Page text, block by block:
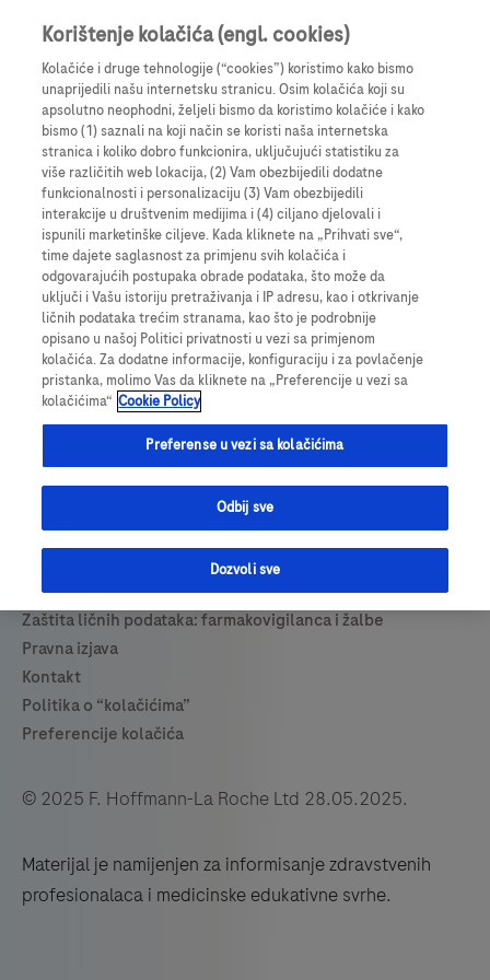
Prijavi se
Neuspjela verifikacija emaila.
Vaša email adresa nije mogla biti verifikovana.
Prijava
© 2025 F. Hoffmann-La Roche Ltd 28.05.2025.
Materijal je namijenjen za informisanje zdravstvenih
profesionalaca i medicinske edukativne svrhe.
Korištenje kolačića (engl. cookies)
Kolačiće i druge tehnologije (“cookies”) koristimo kako bismo
unaprijedili našu internetsku stranicu. Osim kolačića koji su
apsolutno neophodni, željeli bismo da koristimo kolačiće i kako
bismo (1) saznali na koji način se koristi naša internetska
stranica i koliko dobro funkcionira, uključujući statistiku za
više različitih web lokacija, (2) Vam obezbijedili dodatne
funkcionalnosti i personalizaciju (3) Vam obezbijedili
interakcije u društvenim medijima i (4) ciljano djelovali i
ispunili marketinške ciljeve. Kada kliknete na „Prihvati sve“,
time dajete saglasnost za primjenu svih kolačića i
odgovarajućih postupaka obrade podataka, što može da
uključi i Vašu istoriju pretraživanja i IP adresu, kao i otkrivanje
ličnih podataka trećim stranama, kao što je podrobnije
opisano u našoj Politici privatnosti u vezi sa primjenom
kolačića. Za dodatne informacije, konfiguraciju i za povlačenje
pristanka, molimo Vas da kliknete na „Preferencije u vezi sa
kolačićima“ Cookie Policy
Preferense u vezi sa kolačićima
Odbij sve
Dozvoli sve